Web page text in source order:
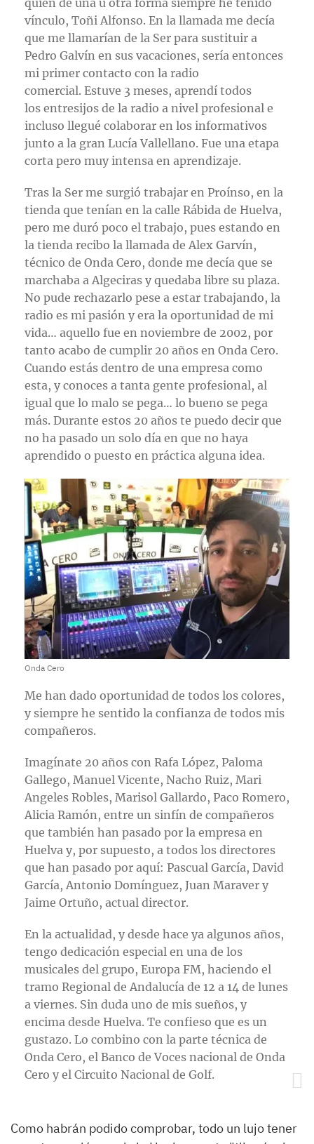
vínculo, Toñi Alfonso. En la llamada me decía
que me llamarían de la Ser para sustituir a
Pedro Galvín en sus vacaciones, sería entonces
mi primer contacto con la radio
comercial. Estuve 3 meses, aprendí todos
los entresijos de la radio a nivel profesional e
incluso llegué colaborar en los informativos
junto a la gran Lucía Vallellano. Fue una etapa
corta pero muy intensa en aprendizaje.
Tras la Ser me surgió trabajar en Proínso, en la
tienda que tenían en la calle Rábida de Huelva,
pero me duró poco el trabajo, pues estando en
la tienda recibo la llamada de Alex Garvín,
técnico de Onda Cero, donde me decía que se
marchaba a Algeciras y quedaba libre su plaza.
No pude rechazarlo pese a estar trabajando, la
radio es mi pasión y era la oportunidad de mi
vida… aquello fue en noviembre de 2002, por
tanto acabo de cumplir 20 años en Onda Cero.
Cuando estás dentro de una empresa como
esta, y conoces a tanta gente profesional, al
igual que lo malo se pega… lo bueno se pega
más. Durante estos 20 años te puedo decir que
no ha pasado un solo día en que no haya
aprendido o puesto en práctica alguna idea.
Onda Cero
Me han dado oportunidad de todos los colores,
y siempre he sentido la confianza de todos mis
compañeros.
Imagínate 20 años con Rafa López, Paloma
Gallego, Manuel Vicente, Nacho Ruiz, Mari
Angeles Robles, Marisol Gallardo, Paco Romero,
Alicia Ramón, entre un sinfín de compañeros
que también han pasado por la empresa en
Huelva y, por supuesto, a todos los directores
que han pasado por aquí: Pascual García, David
García, Antonio Domínguez, Juan Maraver y
Jaime Ortuño, actual director.
En la actualidad, y desde hace ya algunos años,
tengo dedicación especial en una de los
musicales del grupo, Europa FM, haciendo el
tramo Regional de Andalucía de 12 a 14 de lunes
a viernes. Sin duda uno de mis sueños, y
encima desde Huelva. Te confieso que es un
gustazo. Lo combino con la parte técnica de
Onda Cero, el Banco de Voces nacional de Onda
Cero y el Circuito Nacional de Golf.
Como habrán podido comprobar, todo un lujo tener